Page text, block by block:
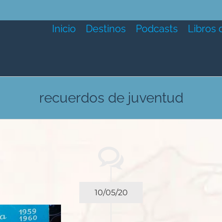
Inicio Destinos Podcasts Libros
recuerdos de juventud
10/05/20